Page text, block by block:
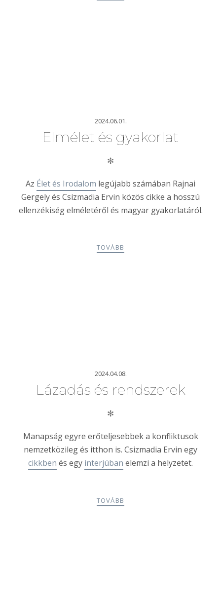
2024.06.01.
Elmélet és gyakorlat
✻
Az Élet és Irodalom legújabb számában Rajnai
Gergely és Csizmadia Ervin közös cikke a hosszú
ellenzékiség elméletéről és magyar gyakorlatáról.
TOVÁBB
2024.04.08.
Lázadás és rendszerek
✻
Manapság egyre erőteljesebbek a konfliktusok
nemzetközileg és itthon is. Csizmadia Ervin egy
cikkben és egy interjúban elemzi a helyzetet.
TOVÁBB